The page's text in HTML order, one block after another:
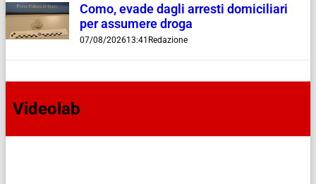
Como, evade dagli arresti domiciliari
per assumere droga
07/08/202613:41 Redazione
Videolab